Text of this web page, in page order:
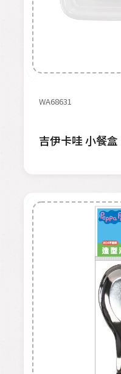
WA68631
吉伊卡哇 小餐盒